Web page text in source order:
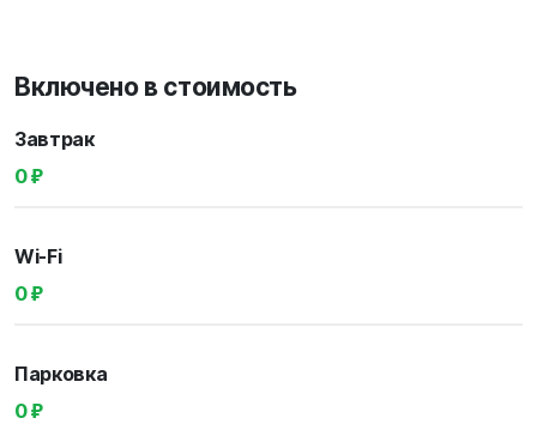
Включено в стоимость
Завтрак
0 ₽
Wi-Fi
0 ₽
Парковка
0 ₽